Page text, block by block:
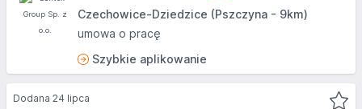
Czechowice-Dziedzice (Pszczyna - 9km)
umowa o pracę
Szybkie aplikowanie
Dodana 24 lipca